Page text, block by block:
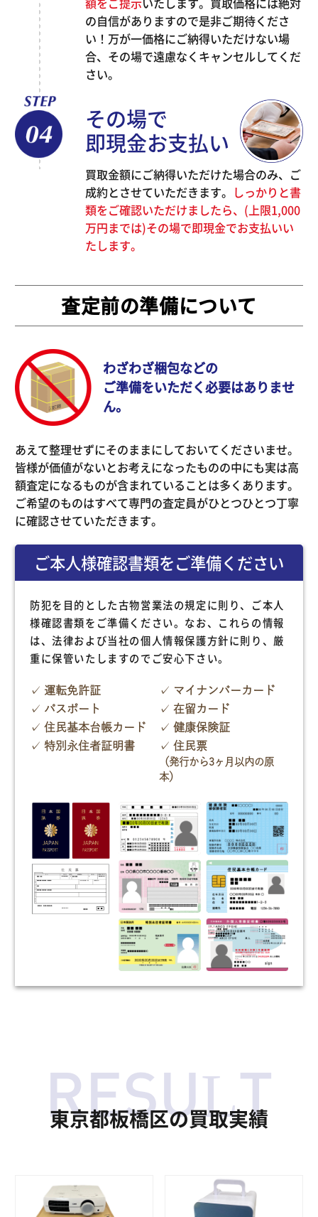
の自信がありますので是非ご期待くださ
い！万が一価格にご納得いただけない場
合、その場で遠慮なくキャンセルしてくだ
さい。
その場で
即現金お支払い
買取金額にご納得いただけた場合のみ、ご
成約とさせていただきます。 しっかりと書
類をご確認いただけましたら、(上限1,000
万円までは)その場で即現金でお支払いい
たします。
査定前の準備について
わざわざ梱包などの
ご準備をいただく必要はありませ
ん。
あえて整理せずにそのままにしておいてくださいませ。
皆様が価値がないとお考えになったものの中にも実は高
額査定になるものが含まれていることは多くあります。
ご希望のものはすべて専門の査定員がひとつひとつ丁寧
に確認させていただきます。
ご本人様確認書類をご準備ください
防犯を目的とした古物営業法の規定に則り、ご本人
様確認書類をご準備ください。なお、これらの情報
は、法律および当社の個人情報保護方針に則り、厳
重に保管いたしますのでご安心下さい。
運転免許証
マイナンバーカード
パスポート
在留カード
住民基本台帳カード
健康保険証
特別永住者証明書
住民票
（発行から3ヶ月以内の原
本）
東京都板橋区の買取実績